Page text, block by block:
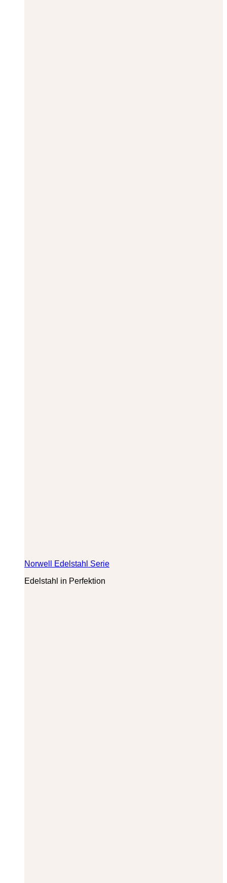
Norwell Edelstahl Serie
Edelstahl in Perfektion